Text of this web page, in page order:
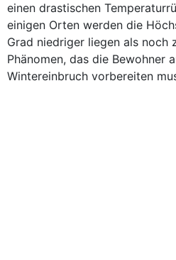
einen drastischen
einigen Orten werden die
Grad niedriger liegen als noch
Phänomen, das die Bewohner
Wintereinbruch vorbereiten